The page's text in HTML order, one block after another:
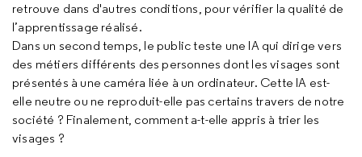
retrouve dans d'autres conditions, pour vérifier la qualité de
l’apprentissage réalisé.
Dans un second temps, le public teste une IA qui dirige vers
des métiers différents des personnes dont les visages sont
présentés à une caméra liée à un ordinateur. Cette IA est-
elle neutre ou ne reproduit-elle pas certains travers de notre
société ? Finalement, comment a-t-elle appris à trier les
visages ?